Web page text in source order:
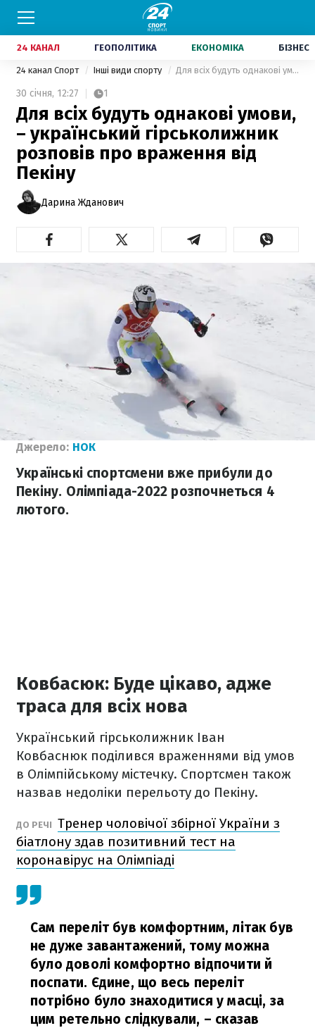
24 КАНАЛ ГЕОПОЛІТИКА ЕКОНОМІКА БІЗНЕС
24 канал Спорт Інші види спорту Для всіх будуть однакові умови, – український гірськолижник розповів про враження від Пекіну
30 січня, 12:27 1
Для всіх будуть однакові умови,
– український гірськолижник
розповів про враження від
Пекіну
Дарина Жданович
Джерело: НОК
Українські спортсмени вже прибули до
Пекіну. Олімпіада-2022 розпочнеться 4
лютого.
Ковбасюк: Буде цікаво, адже
траса для всіх нова
Український гірськолижник Іван
Ковбаснюк поділився враженнями від умов
в Олімпійському містечку. Спортсмен також
назвав недоліки перельоту до Пекіну.
ДО РЕЧІ Тренер чоловічої збірної України з
біатлону здав позитивний тест на
коронавірус на Олімпіаді
Сам переліт був комфортним, літак був
не дуже завантажений, тому можна
було доволі комфортно відпочити й
поспати. Єдине, що весь переліт
потрібно було знаходитися у масці, за
цим ретельно слідкували, – сказав